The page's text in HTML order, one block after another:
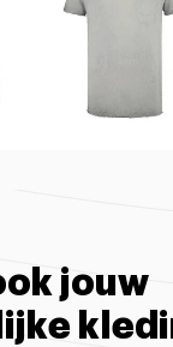
jouw